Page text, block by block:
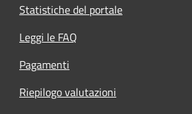
Statistiche del portale
Leggi le FAQ
Pagamenti
Riepilogo valutazioni